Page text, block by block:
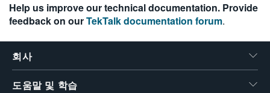
Help us improve our technical documentation. Provide
feedback on ourTekTalk documentation forum.
회사
도움말 및 학습